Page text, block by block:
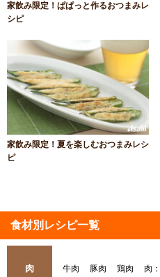
家飲み限定！ぱぱっと作るおつまみレ
シピ
家飲み限定！夏を楽しむおつまみレシ
ピ
食材別レシピ一覧
肉 牛肉 豚肉 鶏肉 肉